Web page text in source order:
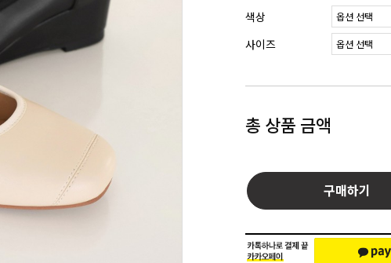
색상
사이즈
총 상품 금액
구매하기